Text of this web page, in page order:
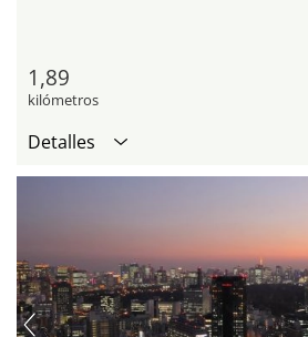
1,89
kilómetros
Detalles